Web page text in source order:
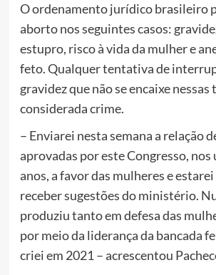
O ordenamento jurídico brasileiro
aborto nos seguintes casos:
estupro, risco à vida da mulher e
feto. Qualquer tentativa de
gravidez que não se encaixe nessas
considerada crime.
– Enviarei nesta semana a relação
aprovadas por este Congresso,
anos, a favor das mulheres e
receber sugestões do ministério.
produziu tanto em defesa das
por meio da liderança da bancada
criei em 2021 – acrescentou